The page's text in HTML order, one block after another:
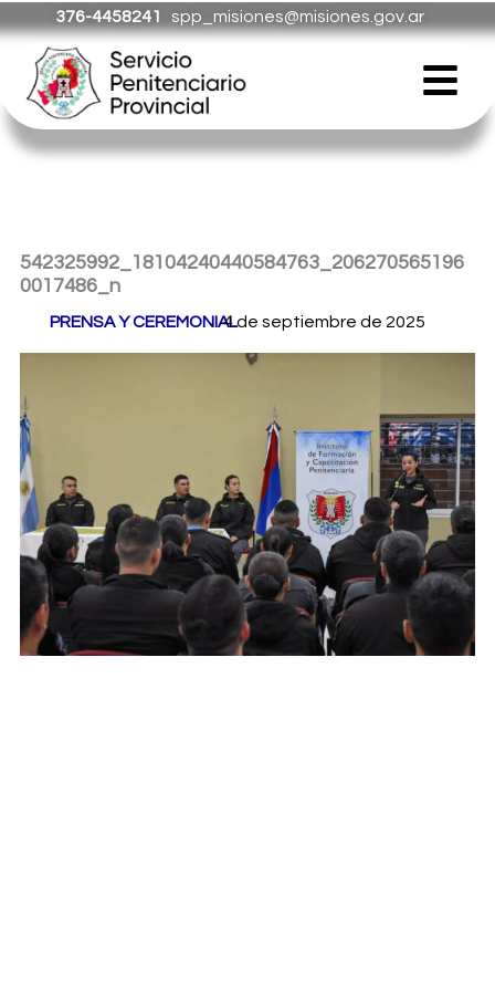
al
contenido
376-4458241 spp_misiones@misiones.gov.ar
542325992_18104240440584763_206270565196
0017486_n
PRENSA Y CEREMONIAL/
4 de septiembre de 2025